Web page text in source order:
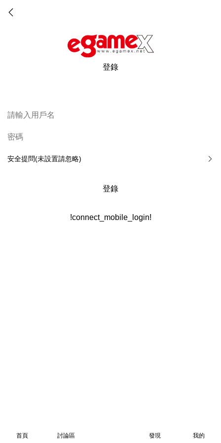
登錄
安全提問(未設置請忽略)
登錄
!connect_mobile_login!
首頁 討論區 發現 我的